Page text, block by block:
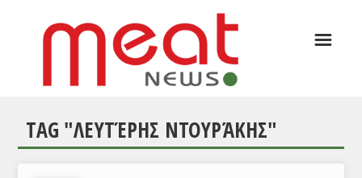
ΕΙΔΗΣΕΙΣ
☰
TAG "ΛΕΥΤΈΡΗΣ ΝΤΟΥΡΆΚΗΣ"